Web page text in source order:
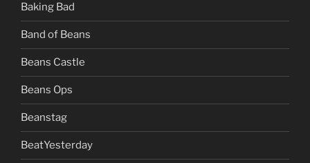
Baking Bad
Band of Beans
Beans Castle
Beans Ops
Beanstag
BeatYesterday